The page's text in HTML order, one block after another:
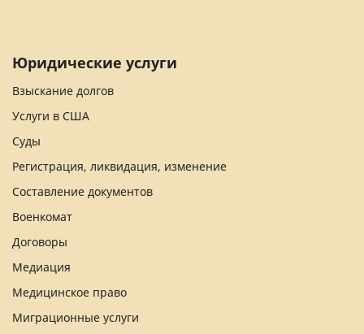
Юридические услуги
Взыскание долгов
Услуги в США
Суды
Регистрация, ликвидация, изменение
Составление документов
Военкомат
Договоры
Медиация
Медицинское право
Миграционные услуги